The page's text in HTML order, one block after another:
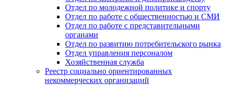
Отдел по молодежной политике и спорту
Отдел по работе с общественностью и СМИ
Отдел по работе с представительными
органами
Отдел по развитию потребительского рынка
Отдел управления персоналом
Хозяйственная служба
Реестр социально ориентированных
некоммерческих организаций